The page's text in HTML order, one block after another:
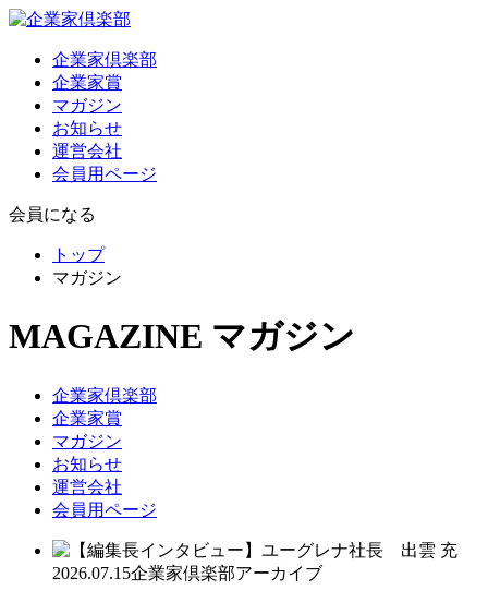
企業家倶楽部
企業家賞
マガジン
お知らせ
運営会社
会員用ページ
会員になる
トップ
マガジン
MAGAZINE マガジン
企業家倶楽部
企業家賞
マガジン
お知らせ
運営会社
会員用ページ
2026.07.15企業家倶楽部アーカイブ